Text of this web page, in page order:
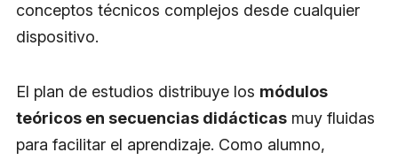
conceptos técnicos complejos desde cualquier
dispositivo.
El plan de estudios distribuye los módulos
teóricos en secuencias didácticas muy fluidas
para facilitar el aprendizaje. Como alumno,